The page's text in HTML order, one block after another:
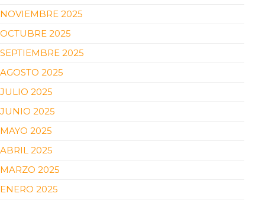
NOVIEMBRE 2025
OCTUBRE 2025
SEPTIEMBRE 2025
AGOSTO 2025
JULIO 2025
JUNIO 2025
MAYO 2025
ABRIL 2025
MARZO 2025
ENERO 2025